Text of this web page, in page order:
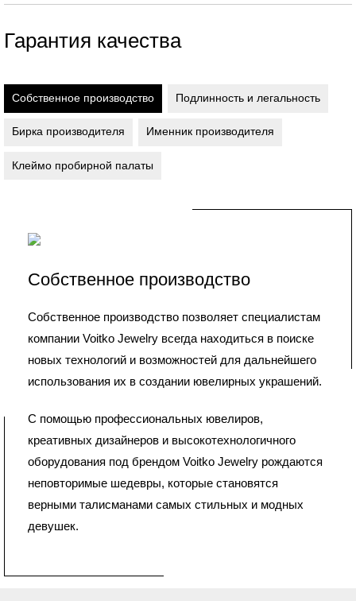
Гарантия качества
Собственное производство Подлинность и легальность
Бирка производителя Именник производителя
Клеймо пробирной палаты
Собственное производство
Собственное производство позволяет специалистам
компании Voitko Jewelry всегда находиться в поиске
новых технологий и возможностей для дальнейшего
использования их в создании ювелирных украшений.
С помощью профессиональных ювелиров,
креативных дизайнеров и высокотехнологичного
оборудования под брендом Voitko Jewelry рождаются
неповторимые шедевры, которые становятся
верными талисманами самых стильных и модных
девушек.